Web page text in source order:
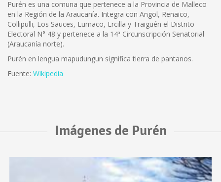
Purén es una comuna que pertenece a la Provincia de Malleco
en la Región de la Araucanía. Integra con Angol, Renaico,
Collipulli, Los Sauces, Lumaco, Ercilla y Traiguén el Distrito
Electoral N° 48 y pertenece a la 14ª Circunscripción Senatorial
(Araucanía norte).
Purén en lengua mapudungun significa tierra de pantanos.
Fuente: Wikipedia
Imágenes de Purén